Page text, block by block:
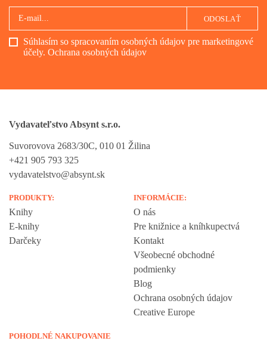
Súhlasím so spracovaním osobných údajov pre marketingové
účely. Ochrana osobných údajov
ODOSLAŤ
Vydavateľstvo Absynt s.r.o.
Suvorovova 2683/30C, 010 01 Žilina
+421 905 793 325
vydavatelstvo@absynt.sk
PRODUKTY:
Knihy
E-knihy
Darčeky
INFORMÁCIE:
O nás
Pre knižnice a kníhkupectvá
Kontakt
Všeobecné obchodné
podmienky
Blog
Ochrana osobných údajov
Creative Europe
POHODLNÉ NAKUPOVANIE